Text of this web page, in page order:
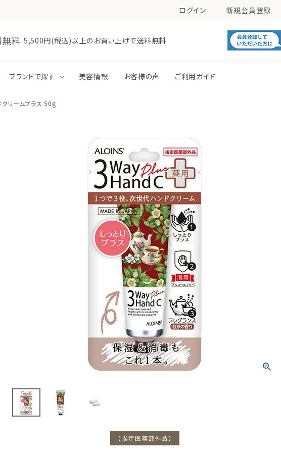
ログイン 新規会員登録
料 5,500円(税込)以上のお買い上げで送料無料
グ
トーンアップ パック
ボディミルク ボディジェル・ローション
トリートメント ボディソープ
ーム
ブランドで探す 美容情報 お客様の声 ご利用ガイド
クリームプラス 50g
【指定医薬部外品】